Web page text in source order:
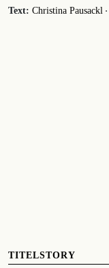
Text: Christina Pausackl ·
TITELSTORY